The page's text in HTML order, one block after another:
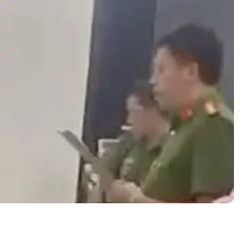
(TTXVN/Vietnam+)